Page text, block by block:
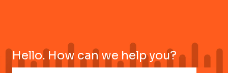
Hello. How can we help you?